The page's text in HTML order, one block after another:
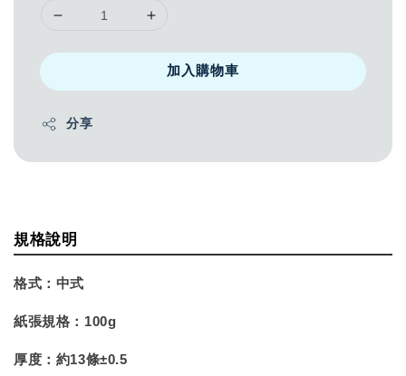
加入購物車
分享
規格說明
格式： 中式
紙張規格： 100g
厚度： 約13條±0.5